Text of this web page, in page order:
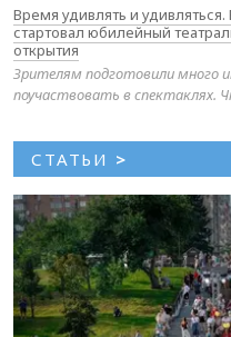
Время удивлять и
стартовал юбилейный
открытия
Зрителям подготовили много
поучаствовать в
СТАТЬИ >